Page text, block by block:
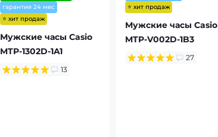
гарантия 24 мес
⭐ хит продаж
Мужские часы Casio
MTP-1302D-1A1
13
⭐ хит продаж
Мужские часы Casio
MTP-V002D-1B3
27